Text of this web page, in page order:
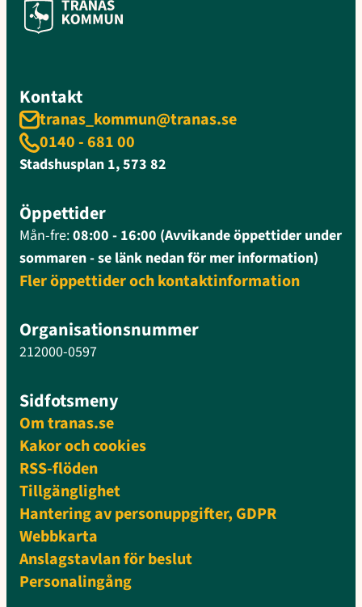
Kontakt
tranas_kommun@tranas.se
0140 - 681 00
Stadshusplan 1, 573 82
Öppettider
Mån-fre:08:00 - 16:00 (Avvikande öppettider under
sommaren - se länk nedan för mer information)
Fler öppettider och kontaktinformation
Organisationsnummer
212000-0597
Sidfotsmeny
Om tranas.se
Kakor och cookies
RSS-flöden
Tillgänglighet
Hantering av personuppgifter, GDPR
Webbkarta
Anslagstavlan för beslut
Personalingång